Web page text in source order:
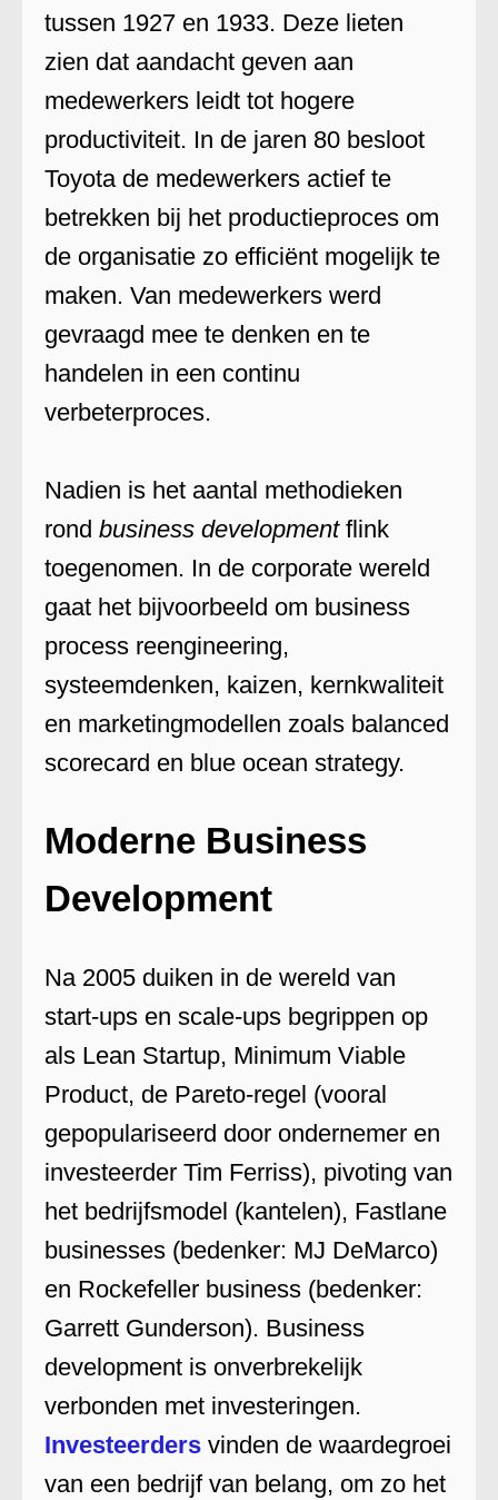
tussen 1927 en 1933. Deze lieten
zien dat aandacht geven aan
medewerkers leidt tot hogere
productiviteit. In de jaren 80 besloot
Toyota de medewerkers actief te
betrekken bij het productieproces om
de organisatie zo efficiënt mogelijk te
maken. Van medewerkers werd
gevraagd mee te denken en te
handelen in een continu
verbeterproces.
Nadien is het aantal methodieken
rond business developmentflink
toegenomen. In de corporate wereld
gaat het bijvoorbeeld om business
process reengineering,
systeemdenken, kaizen, kernkwaliteit
en marketingmodellen zoals balanced
scorecard en blue ocean strategy.
Moderne Business
Development
Na 2005 duiken in de wereld van
start-ups en scale-ups begrippen op
als Lean Startup, Minimum Viable
Product, de Pareto-regel (vooral
gepopulariseerd door ondernemer en
investeerder Tim Ferriss), pivoting van
het bedrijfsmodel (kantelen), Fastlane
businesses (bedenker: MJ DeMarco)
en Rockefeller business (bedenker:
Garrett Gunderson). Business
development is onverbrekelijk
verbonden met investeringen.
Investeerders vinden de waardegroei
van een bedrijf van belang, om zo het